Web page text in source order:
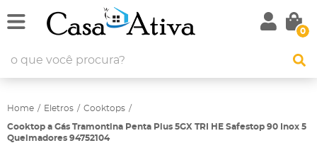
0
Home Eletros Cooktops
Cooktop a Gás Tramontina Penta Plus 5GX TRI HE Safestop 90 Inox 5
Queimadores 94752104